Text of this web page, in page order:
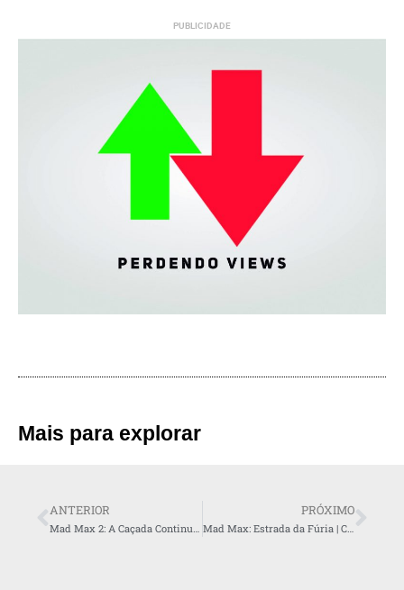
PUBLICIDADE
Mais para explorar
ANTERIOR PRÓXIMO
Mad Max: Estrada da Fúria | Crítica